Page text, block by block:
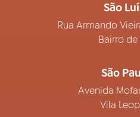
São
Rua Armando
Bairro de
São
Avenida
Vila